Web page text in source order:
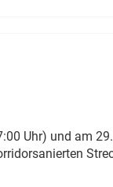
Uhr) und am